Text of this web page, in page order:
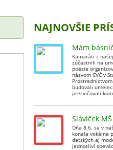
NAJNOVŠIE
Mám
Kamaráti z
zúčastnili na
poézie
názvom CVČ v
budovali
precvičovali
Sláviček
Dňa 8.6. sa v
konala vokálna
detských aj
Jednotliví